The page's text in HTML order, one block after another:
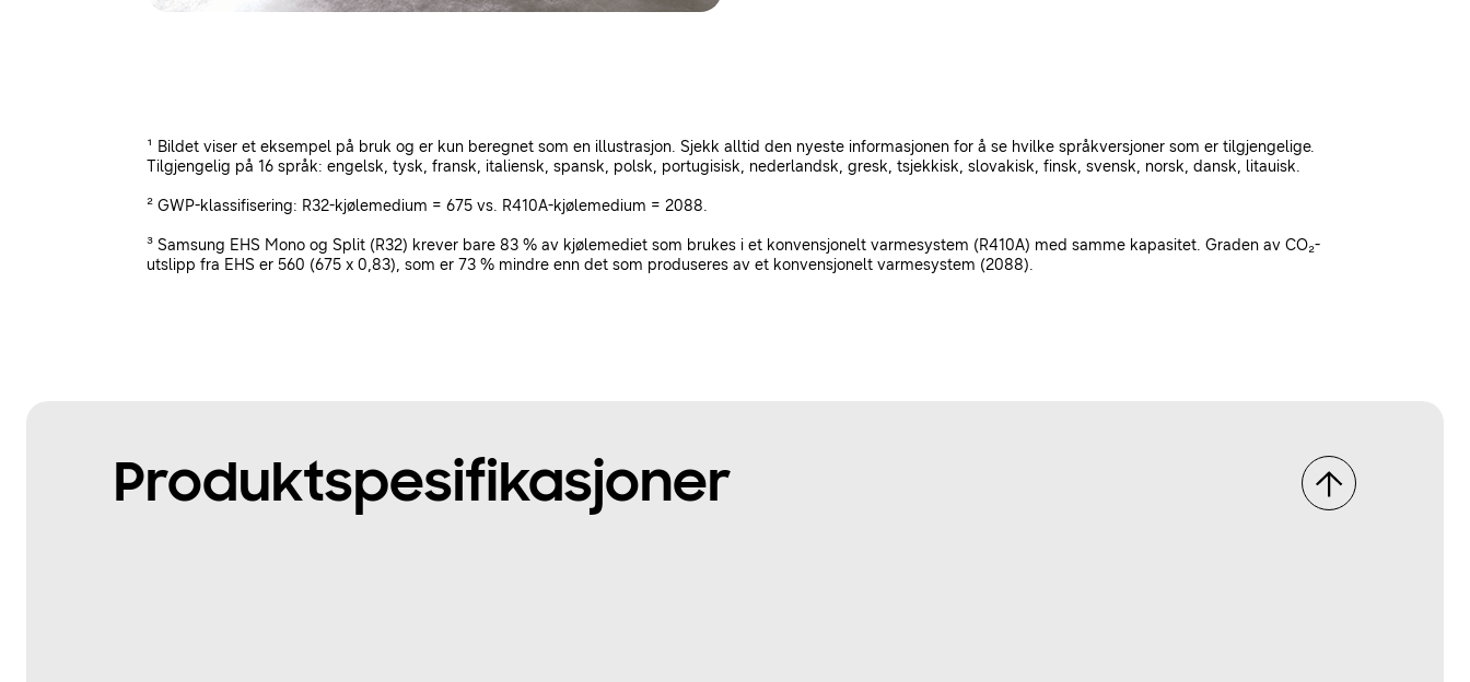
¹ Bildet viser et eksempel på bruk og er kun beregnet som en illustrasjon. Sjekk alltid den nyeste informasjonen for å se hvilke språkversjoner som er tilgjengelige.
Tilgjengelig på 16 språk: engelsk, tysk, fransk, italiensk, spansk, polsk, portugisisk, nederlandsk, gresk, tsjekkisk, slovakisk, finsk, svensk, norsk, dansk, litauisk.
² GWP-klassifisering: R32-kjølemedium = 675 vs. R410A-kjølemedium = 2088.
³ Samsung EHS Mono og Split (R32) krever bare 83 % av kjølemediet som brukes i et konvensjonelt varmesystem (R410A) med samme kapasitet. Graden av CO₂-
utslipp fra EHS er 560 (675 x 0,83), som er 73 % mindre enn det som produseres av et konvensjonelt varmesystem (2088).
Produktspesifikasjoner